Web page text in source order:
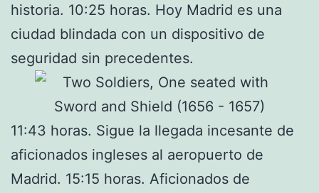
historia. 10:25 horas. Hoy Madrid es una
ciudad blindada con un dispositivo de
seguridad sin precedentes.
11:43 horas. Sigue la llegada incesante de
aficionados ingleses al aeropuerto de
Madrid. 15:15 horas. Aficionados de